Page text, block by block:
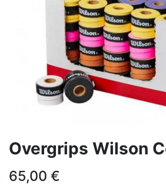
Overgrips Wilson
65,00 €